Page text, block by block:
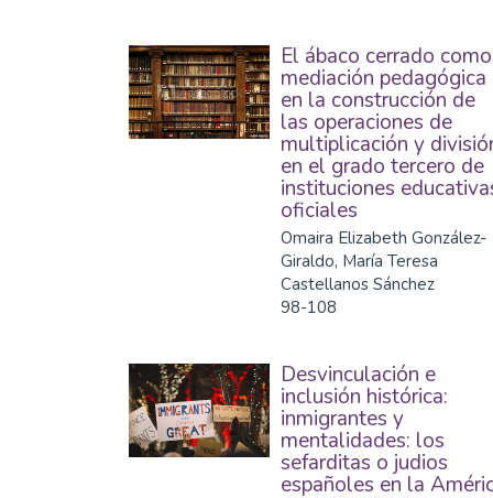
El ábaco cerrado como
mediación pedagógica
en la construcción de
las operaciones de
multiplicación y
en el grado tercero de
instituciones
oficiales
Omaira Elizabeth González-
Giraldo, María Teresa
Castellanos Sánchez
98-108
Desvinculación e
inclusión histórica:
inmigrantes y
mentalidades: los
sefarditas o judios
españoles en la